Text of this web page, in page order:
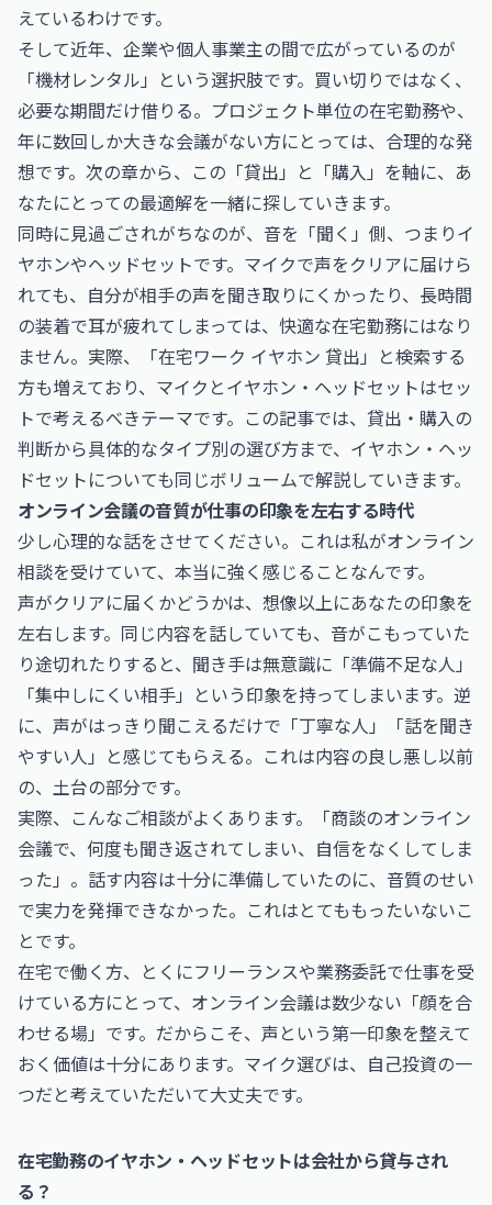
えているわけです。
そして近年、企業や個人事業主の間で広がっているのが
「機材レンタル」という選択肢です。買い切りではなく、
必要な期間だけ借りる。プロジェクト単位の在宅勤務や、
年に数回しか大きな会議がない方にとっては、合理的な発
想です。次の章から、この「貸出」と「購入」を軸に、あ
なたにとっての最適解を一緒に探していきます。
同時に見過ごされがちなのが、音を「聞く」側、つまりイ
ヤホンやヘッドセットです。マイクで声をクリアに届けら
れても、自分が相手の声を聞き取りにくかったり、長時間
の装着で耳が疲れてしまっては、快適な在宅勤務にはなり
ません。実際、「在宅ワーク イヤホン 貸出」と検索する
方も増えており、マイクとイヤホン・ヘッドセットはセッ
トで考えるべきテーマです。この記事では、貸出・購入の
判断から具体的なタイプ別の選び方まで、イヤホン・ヘッ
ドセットについても同じボリュームで解説していきます。
オンライン会議の音質が仕事の印象を左右する時代
少し心理的な話をさせてください。これは私がオンライン
相談を受けていて、本当に強く感じることなんです。
声がクリアに届くかどうかは、想像以上にあなたの印象を
左右します。同じ内容を話していても、音がこもっていた
り途切れたりすると、聞き手は無意識に「準備不足な人」
「集中しにくい相手」という印象を持ってしまいます。逆
に、声がはっきり聞こえるだけで「丁寧な人」「話を聞き
やすい人」と感じてもらえる。これは内容の良し悪し以前
の、土台の部分です。
実際、こんなご相談がよくあります。「商談のオンライン
会議で、何度も聞き返されてしまい、自信をなくしてしま
った」。話す内容は十分に準備していたのに、音質のせい
で実力を発揮できなかった。これはとてももったいないこ
とです。
在宅で働く方、とくにフリーランスや業務委託で仕事を受
けている方にとって、オンライン会議は数少ない「顔を合
わせる場」です。だからこそ、声という第一印象を整えて
おく価値は十分にあります。マイク選びは、自己投資の一
つだと考えていただいて大丈夫です。
在宅勤務のイヤホン・ヘッドセットは会社から貸与され
る？